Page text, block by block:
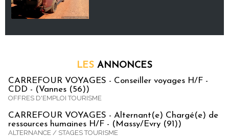
LES ANNONCES
CARREFOUR VOYAGES - Conseiller voyages H/F -
CDD - (Vannes (56))
OFFRES D'EMPLOI TOURISME
CARREFOUR VOYAGES - Alternant(e) Chargé(e) de
ressources humaines H/F - (Massy/Evry (91))
ALTERNANCE / STAGES TOURISME